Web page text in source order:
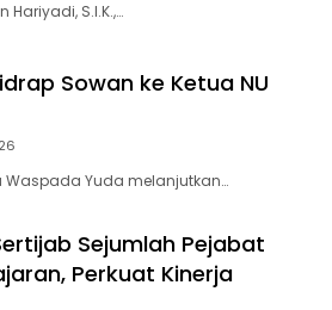
Hariyadi, S.I.K.,…
Sowan ke Ketua NU
Waspada Yuda melanjutkan…
Sejumlah Pejabat
Perkuat Kinerja